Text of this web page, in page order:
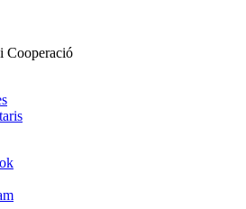
Cooperació